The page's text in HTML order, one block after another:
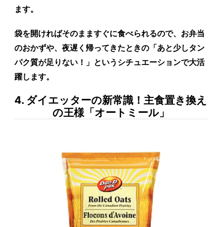
ます。
袋を開ければそのまますぐに食べられるので、お弁当
のおかずや、夜遅く帰ってきたときの「あと少しタン
パク質が足りない！」というシチュエーションで大活
躍します。
4. ダイエッターの新常識！主食置き換え
の王様「オートミール」